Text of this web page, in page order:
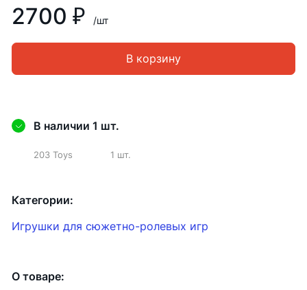
2700 ₽ /шт
В корзину
Категории:
Игрушки для сюжетно-ролевых игр
О товаре:
В наличии 1 шт.
203 Toys 1 шт.